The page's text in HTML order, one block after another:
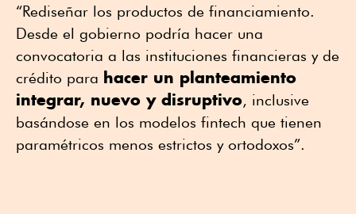
“Rediseñar los productos de financiamiento.
Desde el gobierno podría hacer una
convocatoria a las instituciones financieras y de
crédito para hacer un planteamiento
integrar, nuevo y disruptivo, inclusive
basándose en los modelos fintech que tienen
paramétricos menos estrictos y ortodoxos”.